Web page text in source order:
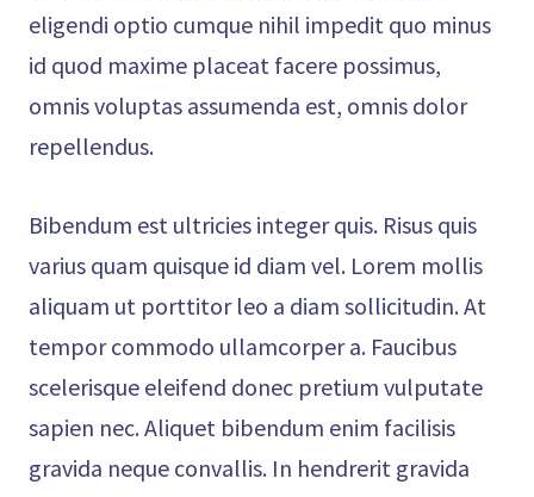
eligendi optio cumque nihil impedit quo minus
id quod maxime placeat facere possimus,
omnis voluptas assumenda est, omnis dolor
repellendus.
Bibendum est ultricies integer quis. Risus quis
varius quam quisque id diam vel. Lorem mollis
aliquam ut porttitor leo a diam sollicitudin. At
tempor commodo ullamcorper a. Faucibus
scelerisque eleifend donec pretium vulputate
sapien nec. Aliquet bibendum enim facilisis
gravida neque convallis. In hendrerit gravida